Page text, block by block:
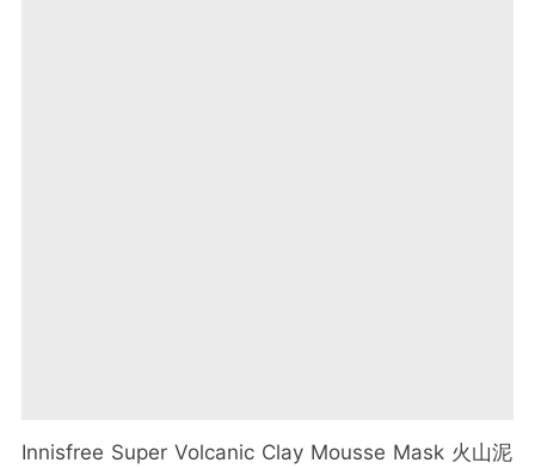
Innisfree Super Volcanic Clay Mousse Mask 火山泥